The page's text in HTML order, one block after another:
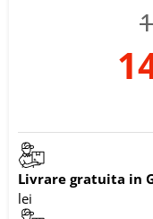
Livrare gratuita in
lei